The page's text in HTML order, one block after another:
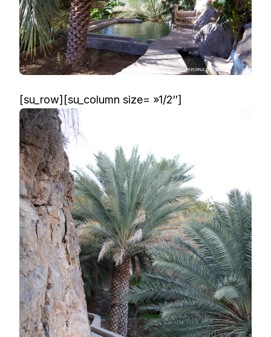
[su_row][su_column size= »1/2″]